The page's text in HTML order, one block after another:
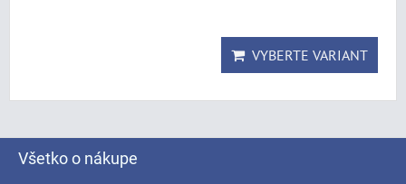
VYBERTE VARIANT
Všetko o nákupe